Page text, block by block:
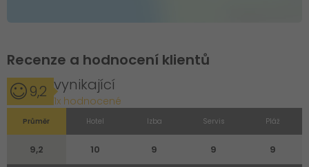
Recenze a hodnocení klientů
9,2 vynikající
1x hodnocené
Průměr
9,2
Hotel
10
Izba
9
Servis
9
Pláž
9